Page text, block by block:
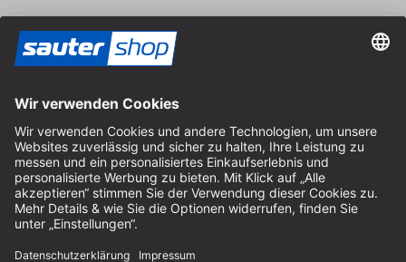
Impressum
AGB
Datenschutz
Cookie-Einstellungen
© 2026 sauter GmbH